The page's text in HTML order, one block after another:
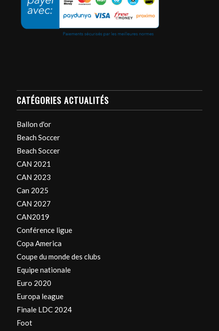
CATÉGORIES ACTUALITÉS
Ballon d'or
Beach Soccer
Beach Soccer
CAN 2021
CAN 2023
Can 2025
CAN 2027
CAN2019
Conférence ligue
Copa America
Coupe du monde des clubs
Equipe nationale
Euro 2020
Europa league
Finale LDC 2024
Foot